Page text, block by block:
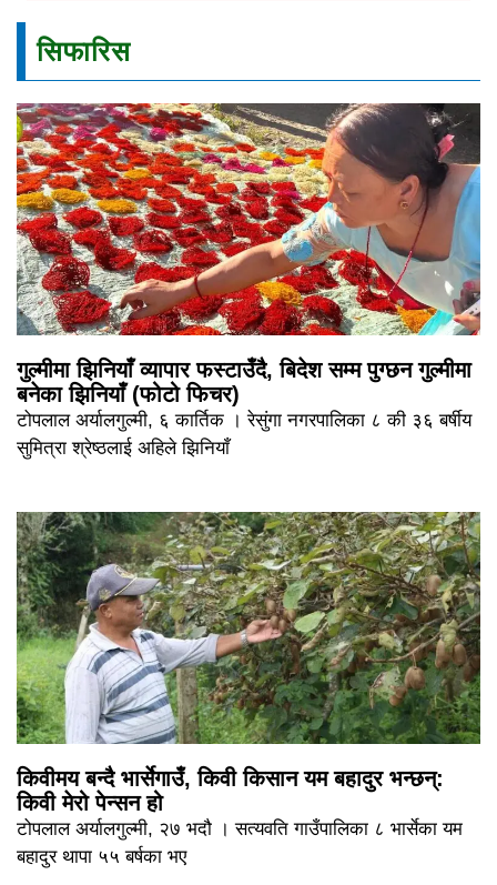
सिफारिस
गुल्मीमा झिनियाँ व्यापार फस्टाउँदै, बिदेश सम्म पुग्छन गुल्मीमा
बनेका झिनियाँ (फोटो फिचर)
टोपलाल अर्यालगुल्मी, ६ कार्तिक । रेसुंगा नगरपालिका ८ की ३६ बर्षीय
सुमित्रा श्रेष्ठलाई अहिले झिनियाँ
किवीमय बन्दै भार्सेगाउँ, किवी किसान यम बहादुर भन्छन्:
किवी मेरो पेन्सन हो
टोपलाल अर्यालगुल्मी, २७ भदौ । सत्यवति गाउँपालिका ८ भार्सेका यम
बहादुर थापा ५५ बर्षका भए